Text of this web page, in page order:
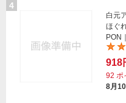
4
白元
ほぐ
PON
918
92 ポ
8月10